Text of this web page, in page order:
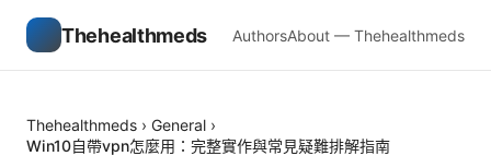
Thehealthmeds AuthorsAbout — Thehealthmeds
Thehealthmeds › General ›
Win10自帶vpn怎麼用：完整實作與常見疑難排解指南